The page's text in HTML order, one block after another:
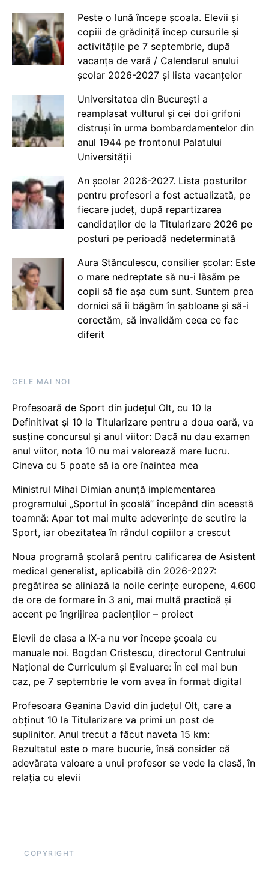
Peste o lună începe școala. Elevii și
copiii de grădiniță încep cursurile și
activitățile pe 7 septembrie, după
vacanța de vară / Calendarul anului
școlar 2026-2027 și lista vacanțelor
Universitatea din București a
reamplasat vulturul și cei doi grifoni
distruși în urma bombardamentelor din
anul 1944 pe frontonul Palatului
Universității
An școlar 2026-2027. Lista posturilor
pentru profesori a fost actualizată, pe
fiecare județ, după repartizarea
candidaților de la Titularizare 2026 pe
posturi pe perioadă nedeterminată
Aura Stănculescu, consilier școlar: Este
o mare nedreptate să nu-i lăsăm pe
copii să fie așa cum sunt. Suntem prea
dornici să îi băgăm în șabloane și să-i
corectăm, să invalidăm ceea ce fac
diferit
CELE MAI NOI
Profesoară de Sport din județul Olt, cu 10 la
Definitivat și 10 la Titularizare pentru a doua oară, va
susține concursul și anul viitor: Dacă nu dau examen
anul viitor, nota 10 nu mai valorează mare lucru.
Cineva cu 5 poate să ia ore înaintea mea
Ministrul Mihai Dimian anunță implementarea
programului „Sportul în școală” începând din această
toamnă: Apar tot mai multe adeverințe de scutire la
Sport, iar obezitatea în rândul copiilor a crescut
Noua programă școlară pentru calificarea de Asistent
medical generalist, aplicabilă din 2026-2027:
pregătirea se aliniază la noile cerințe europene, 4.600
de ore de formare în 3 ani, mai multă practică și
accent pe îngrijirea pacienților – proiect
Elevii de clasa a IX-a nu vor începe școala cu
manuale noi. Bogdan Cristescu, directorul Centrului
Național de Curriculum și Evaluare: În cel mai bun
caz, pe 7 septembrie le vom avea în format digital
Profesoara Geanina David din județul Olt, care a
obținut 10 la Titularizare va primi un post de
suplinitor. Anul trecut a făcut naveta 15 km:
Rezultatul este o mare bucurie, însă consider că
adevărata valoare a unui profesor se vede la clasă, în
relația cu elevii
COPYRIGHT